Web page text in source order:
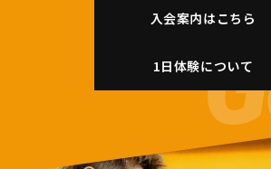
入会案内はこちら
1日体験について